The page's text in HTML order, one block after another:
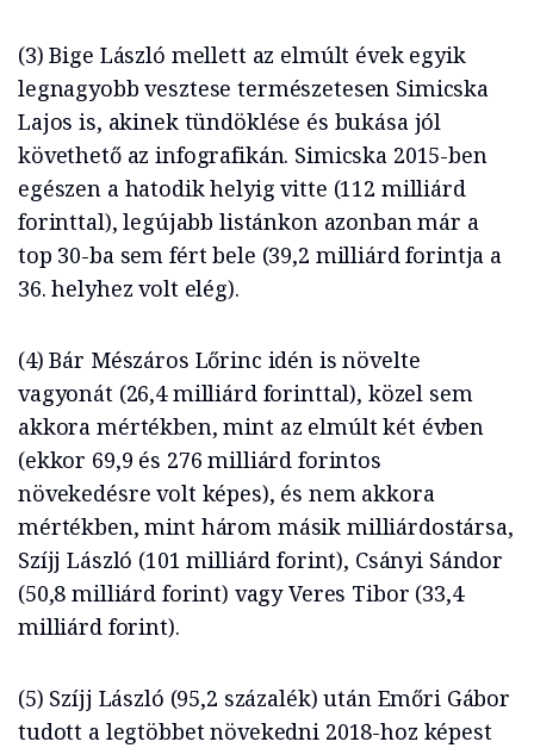
(3) Bige László mellett az elmúlt évek egyik
legnagyobb vesztese természetesen Simicska
Lajos is, akinek tündöklése és bukása jól
követhető az infografikán. Simicska 2015-ben
egészen a hatodik helyig vitte (112 milliárd
forinttal), legújabb listánkon azonban már a
top 30-ba sem fért bele (39,2 milliárd forintja a
36. helyhez volt elég).
(4) Bár Mészáros Lőrinc idén is növelte
vagyonát (26,4 milliárd forinttal), közel sem
akkora mértékben, mint az elmúlt két évben
(ekkor 69,9 és 276 milliárd forintos
növekedésre volt képes), és nem akkora
mértékben, mint három másik milliárdostársa,
Szíjj László (101 milliárd forint), Csányi Sándor
(50,8 milliárd forint) vagy Veres Tibor (33,4
milliárd forint).
(5) Szíjj László (95,2 százalék) után Emőri Gábor
tudott a legtöbbet növekedni 2018-hoz képest